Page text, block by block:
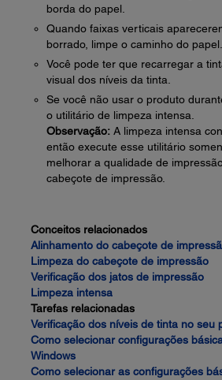
borda do papel.
Quando faixas verticais
borrado, limpe o caminho do papel.
Você pode ter que recarregar a
visual dos níveis da tinta.
Se você não usar o produto
o utilitário de limpeza intensa.
Observação: A limpeza intensa
então execute esse utilitário
melhorar a qualidade de
cabeçote de impressão.
Conceitos relacionados
Alinhamento do cabeçote de
Limpeza do cabeçote de impressão
Verificação dos jatos de impressão
Limpeza intensa
Tarefas relacionadas
Verificação dos níveis de tinta no seu
Como selecionar configurações
Windows
Como selecionar as configurações